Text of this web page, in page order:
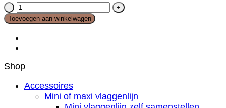
Portemonnee
klein
rits
zwart
kroko
Toevoegen aan winkelwagen
Shop
Accessoires
Mini of maxi vlaggenlijn